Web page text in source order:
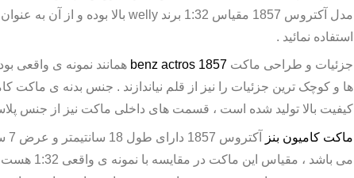
مدل آکتروس 1857 مقیاس 1:32 برند
welly بالا بوده و از آن به
استفاده نمائید .
جزئیات و طراحی ماکتbenz actros 1857 همانند نمونه ی واقعی
ها و کوچک ترین جزئیات را نیز از قلم نیاندازند . جنس بدنه ی ماکت
کیفیت بالا تولید شده است ، قسمت های داخلی ماکت نیز از جنس
ماکت کامیون بنز
می باشد ، مقیاس این ماکت در مقایسه با نمونه ی واقعی 1:32 هست . شما می توانید